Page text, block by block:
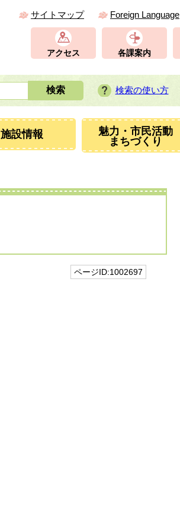
サイトマップ Foreign Language
アクセス 各課案内
検索の使い方
施設情報
魅力・市民活動
まちづくり
ページID:1002697